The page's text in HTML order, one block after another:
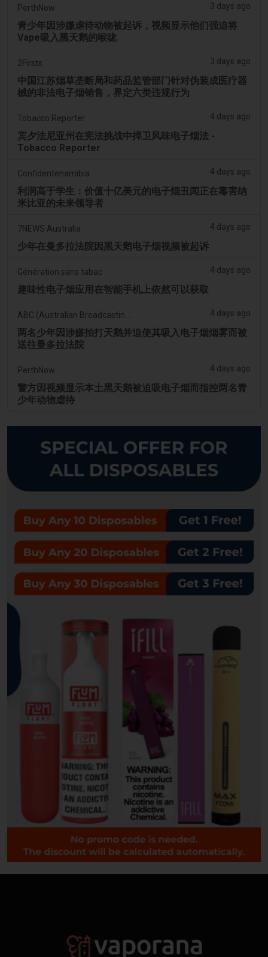
PerthNow 3 days ago
青少年因涉嫌虐待动物被起诉，视频显示他们强迫将
Vape吸入黑天鹅的喉咙
2Firsts 3 days ago
中国江苏烟草垄断局和药品监管部门针对伪装成医疗器
械的非法电子烟销售，界定六类违规行为
Tobacco Reporter 4 days ago
宾夕法尼亚州在宪法挑战中捍卫风味电子烟法 -
Tobacco Reporter
Confidentenamibia 4 days ago
利润高于学生：价值十亿美元的电子烟丑闻正在毒害纳
米比亚的未来领导者
7NEWS Australia 4 days ago
少年在曼多拉法院因黑天鹅电子烟视频被起诉
Génération sans tabac 4 days ago
趣味性电子烟应用在智能手机上依然可以获取
4 days ago
两名少年因涉嫌拍打天鹅并迫使其吸入电子烟烟雾而被
送往曼多拉法院
PerthNow 4 days ago
警方因视频显示本土黑天鹅被迫吸电子烟而指控两名青
少年动物虐待